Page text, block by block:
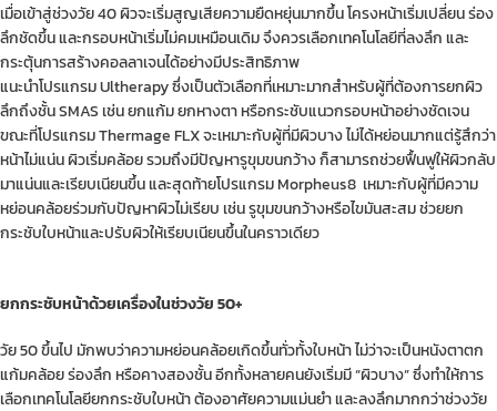
เมื่อเข้าสู่ช่วงวัย 40 ผิวจะเริ่มสูญเสียความยืดหยุ่นมากขึ้น โครงหน้าเริ่มเปลี่ยน ร่อง
ลึกชัดขึ้น และกรอบหน้าเริ่มไม่คมเหมือนเดิม จึงควรเลือกเทคโนโลยีที่ลงลึก และ
กระตุ้นการสร้างคอลลาเจนได้อย่างมีประสิทธิภาพ
แนะนำโปรแกรม Ultherapy ซึ่งเป็นตัวเลือกที่เหมาะมากสำหรับผู้ที่ต้องการยกผิว
ลึกถึงชั้น SMAS เช่น ยกแก้ม ยกหางตา หรือกระชับแนวกรอบหน้าอย่างชัดเจน
ขณะที่โปรแกรม Thermage FLX จะเหมาะกับผู้ที่มีผิวบาง ไม่ได้หย่อนมากแต่รู้สึกว่า
หน้าไม่แน่น ผิวเริ่มคล้อย รวมถึงมีปัญหารูขุมขนกว้าง ก็สามารถช่วยฟื้นฟูให้ผิวกลับ
มาแน่นและเรียบเนียนขึ้น และสุดท้ายโปรแกรม Morpheus8 เหมาะกับผู้ที่มีความ
หย่อนคล้อยร่วมกับปัญหาผิวไม่เรียบ เช่น รูขุมขนกว้างหรือไขมันสะสม ช่วยยก
กระชับใบหน้าและปรับผิวให้เรียบเนียนขึ้นในคราวเดียว
ยกกระชับหน้าด้วยเครื่องในช่วงวัย 50+
วัย 50 ขึ้นไป มักพบว่าความหย่อนคล้อยเกิดขึ้นทั่วทั้งใบหน้า ไม่ว่าจะเป็นหนังตาตก
แก้มคล้อย ร่องลึก หรือคางสองชั้น อีกทั้งหลายคนยังเริ่มมี “ผิวบาง” ซึ่งทำให้การ
เลือกเทคโนโลยียกกระชับใบหน้า ต้องอาศัยความแม่นยำ และลงลึกมากกว่าช่วงวัย